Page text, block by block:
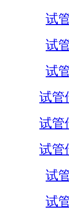
试
试
试
试管
试管
试管
试
试